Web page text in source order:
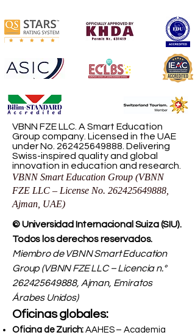
VBNN FZE LLC. A Smart Education
Group company. Licensed in the UAE
under No. 262425649888 . Delivering
Swiss-inspired quality and global
innovation in education and research.
VBNN Smart Education Group (VBNN
FZE LLC – License No. 262425649888
Ajman, UAE)
© Universidad Internacional Suiza (SIU).
Todos los derechos reservados.
Miembro de VBNN Smart Education
Group (VBNN FZE LLC – Licencia n.°
262425649888, Ajman, Emiratos
Árabes Unidos)
Oficinas globales:
Oficina de Zurich: AAHES – Academia